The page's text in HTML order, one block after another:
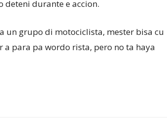
deteni durante e accion.
un grupo di motociclista, mester bisa cu
para pa wordo rista, pero no ta haya